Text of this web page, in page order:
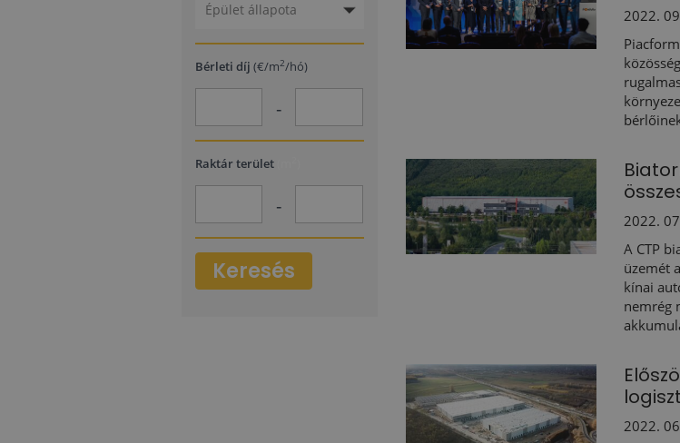
Épület állapota
Bérleti díj (€/m2/hó)
-
Raktár terület
-
Keresés
2022.
2022.
A CTP
üzemét
kínai
nemrég
2022.